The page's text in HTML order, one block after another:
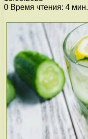
0 Время чтения: 4 мин.